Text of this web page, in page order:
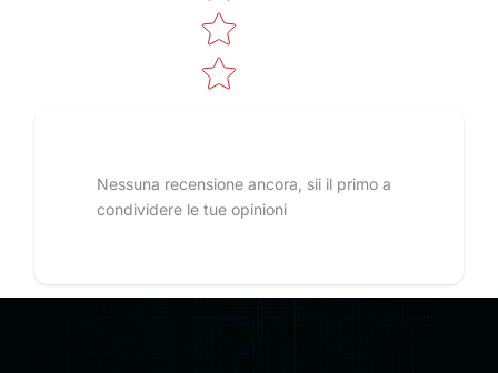
Nessuna recensione ancora, sii il primo a
condividere le tue opinioni